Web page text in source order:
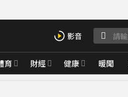
育 財經 健康 暖聞